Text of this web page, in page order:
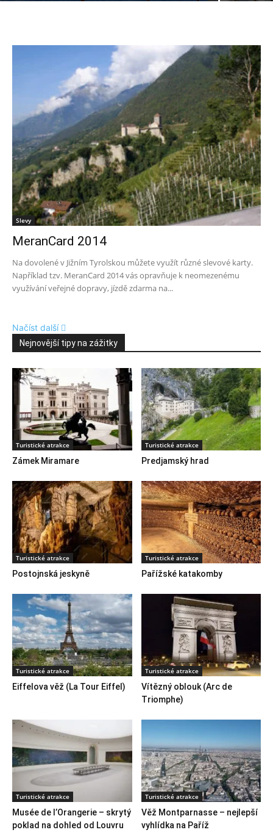
Slevy
MeranCard 2014
Na dovolené v Jižním Tyrolskou můžete využít různé slevové karty.
Například tzv. MeranCard 2014 vás opravňuje k neomezenému
využívání veřejné dopravy, jízdě zdarma na...
Načíst další
Nejnovější tipy na zážitky
Turistické atrakce
Zámek Miramare
Turistické atrakce
Predjamský hrad
Turistické atrakce
Postojnská jeskyně
Turistické atrakce
Pařížské katakomby
Turistické atrakce
Eiffelova věž (La Tour Eiffel)
Turistické atrakce
Vítězný oblouk (Arc de
Triomphe)
Turistické atrakce
Musée de l’Orangerie – skrytý
poklad na dohled od Louvru
Turistické atrakce
Věž Montparnasse – nejlepší
vyhlídka na Paříž